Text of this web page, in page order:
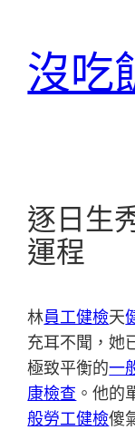
沒吃
逐日生
運程
林員工健檢天
充耳不聞，她
極致平衡的一
康檢查 。他的
般勞工健檢傻